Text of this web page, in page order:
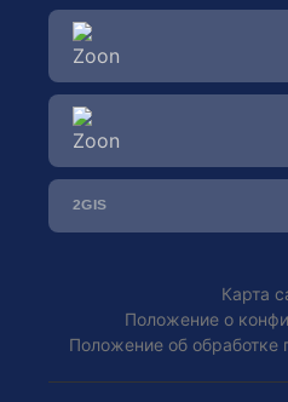
Наследственные споры
Земельные споры
Трудовые споры
Арбитражные споры
Корпоративное право
Помощь при ДТП /
Бракоразводным дела
Раздел имущества
Международные
Брачный договор
Опека и попечительство
Оспаривание отцовства
Карта
Положение о
Положение об